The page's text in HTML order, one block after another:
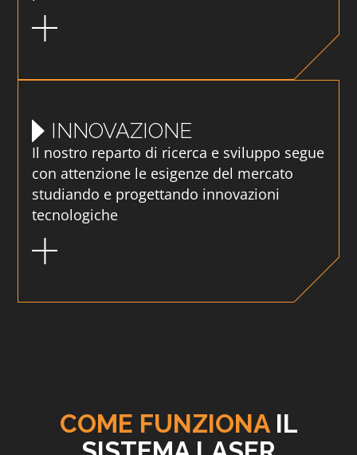
INNOVAZIONE
Il nostro reparto di ricerca e sviluppo segue
con attenzione le esigenze del mercato
studiando e progettando innovazioni
tecnologiche
COME FUNZIONAIL